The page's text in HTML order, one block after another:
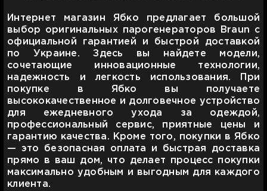
Интернет магазин Ябко предлагает большой
выбор оригинальных парогенераторов Braun с
официальной гарантией и быстрой доставкой
по Украине. Здесь вы найдете модели,
сочетающие инновационные технологии,
надежность и легкость использования. При
покупке в Ябко вы получаете
высококачественное и долговечное устройство
для ежедневного ухода за одеждой,
профессиональный сервис, приятные цены и
гарантию качества. Кроме того, покупки в Ябко
— это безопасная оплата и быстрая доставка
прямо в ваш дом, что делает процесс покупки
максимально удобным и выгодным для каждого
клиента.